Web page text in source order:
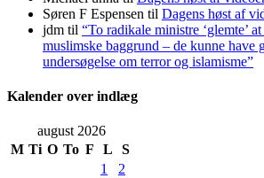
Søren F Espensen til Dagens høst af
jdm til “To radikale ministre ‘glemte’
muslimske baggrund – de kunne have
undersøgelse om terror og islamisme”
Kalender over indlæg
august 2026
M Ti O To F L
S
1
2